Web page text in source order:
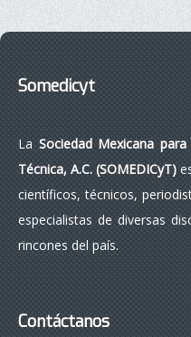
Somedicyt
LaSociedad Mexicana
Técnica, A.C. (SOMEDICyT)
científicos, técnicos,
especialistas de diversas
rincones del país.
Contáctanos